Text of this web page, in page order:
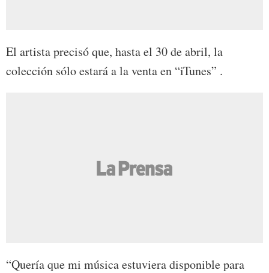
El artista precisó que, hasta el 30 de abril, la
colección sólo estará a la venta en “iTunes” .
“Quería que mi música estuviera disponible para